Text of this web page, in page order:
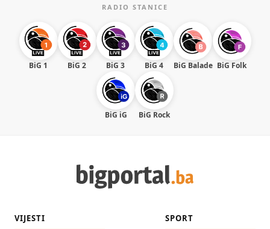
RADIO STANICE
BiG 1 BiG 2 BiG 3 BiG 4 BiG Balade BiG Folk
BiG iG BiG Rock
VIJESTI SPORT